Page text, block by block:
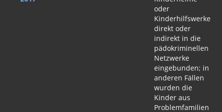
oder
Kinderhilfswerke
direkt oder
indirekt in die
pädokriminellen
Netzwerke
eingebunden; in
anderen Fällen
wurden die
Kinder aus
Problemfamilien